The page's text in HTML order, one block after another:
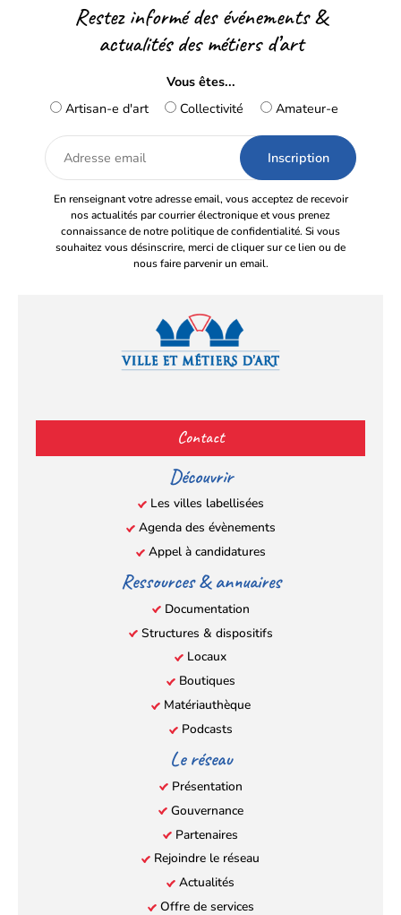
Restez informé des événements &
actualités des métiers d’art
Vous êtes...
Artisan-e d'art
Collectivité Amateur-e
Adresse
email
En renseignant votre adresse email, vous acceptez de recevoir
nos actualités par courrier électronique et vous prenez
connaissance de notre politique de confidentialité. Si vous
souhaitez vous désinscrire, merci de cliquer sur ce lien ou de
nous faire parvenir un email.
(s’ouvre
dans
un
nouvel
onglet)
(s’ouvre
dans
un
nouvel
onglet)
(s’ouvre
dans
un
nouvel
onglet)
(s’ouvre
un
nouvel
onglet)
Contact
Découvrir
Les villes labellisées
Agenda des évènements
Appel à candidatures
Ressources & annuaires
Documentation
Structures & dispositifs
Locaux
Boutiques
Matériauthèque
Podcasts
Le réseau
Présentation
Gouvernance
Partenaires
Rejoindre le réseau
Actualités
Offre de services